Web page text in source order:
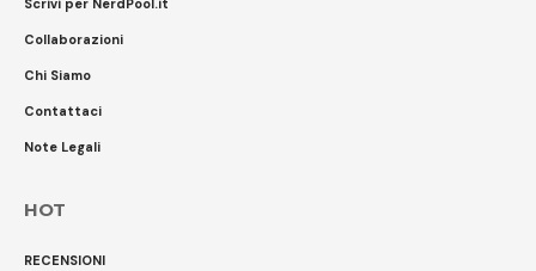
Scrivi per NerdPool.it
Collaborazioni
Chi Siamo
Contattaci
Note Legali
HOT
RECENSIONI